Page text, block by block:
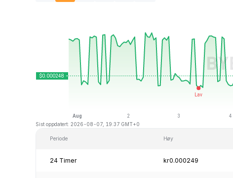
Sist oppdatert: 2026-08-07, 19:37 GMT+0
Periode Høy
24 Timer kr0.000249